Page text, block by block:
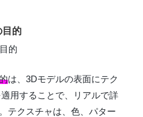
目的
は、3Dモデルの表面にテク
用することで、リアルで詳
テクスチャは、色、パター